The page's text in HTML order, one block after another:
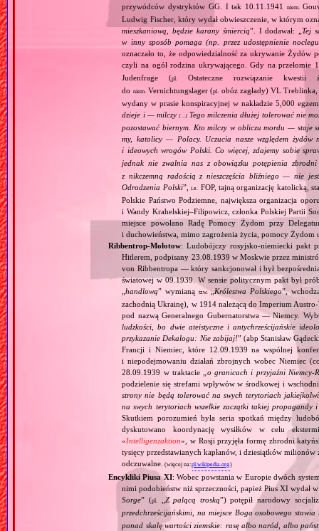
przywódców dystryktów GG. I tak 10.11.1941
niem.
Ludwig Fischer, który wydał obwieszczenie, w którym
mieszkaniową, będzie karany śmiercią”. I dodawał: „Tej
w inny sposób pomaga (np. przez udostępnienie
oznaczało to, że odpowiedzialność za ukrywanie Żydów
czyli na ogół rodzina ukrywającego. Gdy na
Judenfrage (pl.
Ostateczne rozwiązanie
do niem. Vernichtungslager (pl.
obóz zagłady) VL
wydany w prasie konspiracyjnej w nakładzie 5,000
dzieje i — milczy […]Tego milczenia dłużej tolerować nie
pozostawać biernym. Kto milczy w obliczu mordu — staje
my, katolicy — Polacy. Uczucia nasze względem żydów
i ideowych wrogów Polski. Co więcej, zdajemy sobie
jednak nie zwalnia nas z obowiązku potępienia
z nikczemną radością z nieszczęścia bliźniego — nie
Odrodzenia Polski”,i.e.
FOP, tajną organizację katolicką,
Polskie Państwo Podziemne, największa organizacja
i Wandy Krahelskiej–Filipowicz, członka Polskiej Partii
miejsce powołano Radę Pomocy Żydom przy
i duchowieństwa, mimo zagrożenia życia, pomocy Żydom
Ribbentrop‐Mołotow: Ludobójczy rosyjsko‐niemiecki pakt
Hitlerem, podpisany 23.08.1939 w Moskwie przez
von Ribbentropa — który sankcjonował i był
światowej w 09.1939. W sensie politycznym pakt był
„handlową” wymianą tzw.„Królestwa Polskiego”,
zachodnią Ukrainę), w 1914 należącą do Imperium
pod nazwą Generalnego Gubernatorstwa — Niemcy.
ludzkości, bo dwie ateistyczne i antychrześcijańskie
przykazanie Dekalogu: Nie zabijaj!” (abp Stanisław
Francji i Niemiec, które 12.09.1939 na wspólnej
i niepodejmowaniu działań zbrojnych wobec Niemiec
28.09.1939 w traktacie „ o granicach i przyjaźni
podzielenie się strefami wpływów w środkowej i
strony nie będą tolerować na swych terytoriach
na swych terytoriach wszelkie zaczątki takiej
Skutkiem porozumień była seria spotkań między
dyskutowano koordynację wysiłków w celu
«Intelligenzaktion», w Rosji przyjęła formę zbrodni
tysięcy przedstawianych kapłanów, i dziesiątków
odczuwalne. (więcej na:pl.wikipedia.org)
Encykliki Piusa XI: Wobec powstania w Europie dwóch
nimi podobieństw niż sprzeczności, papież Pius XI
Sorge” (pl. Z palącą troską”) potępił narodowy
przedchrześcijańskimi, na miejsce Boga osobowego
ponad skalę wartości ziemskie: rasę albo naród, albo